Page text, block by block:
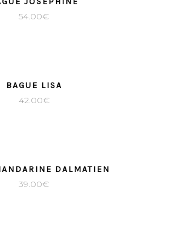
54.00€
BAGUE LISA
42.00€
DALMATIEN
39.00€